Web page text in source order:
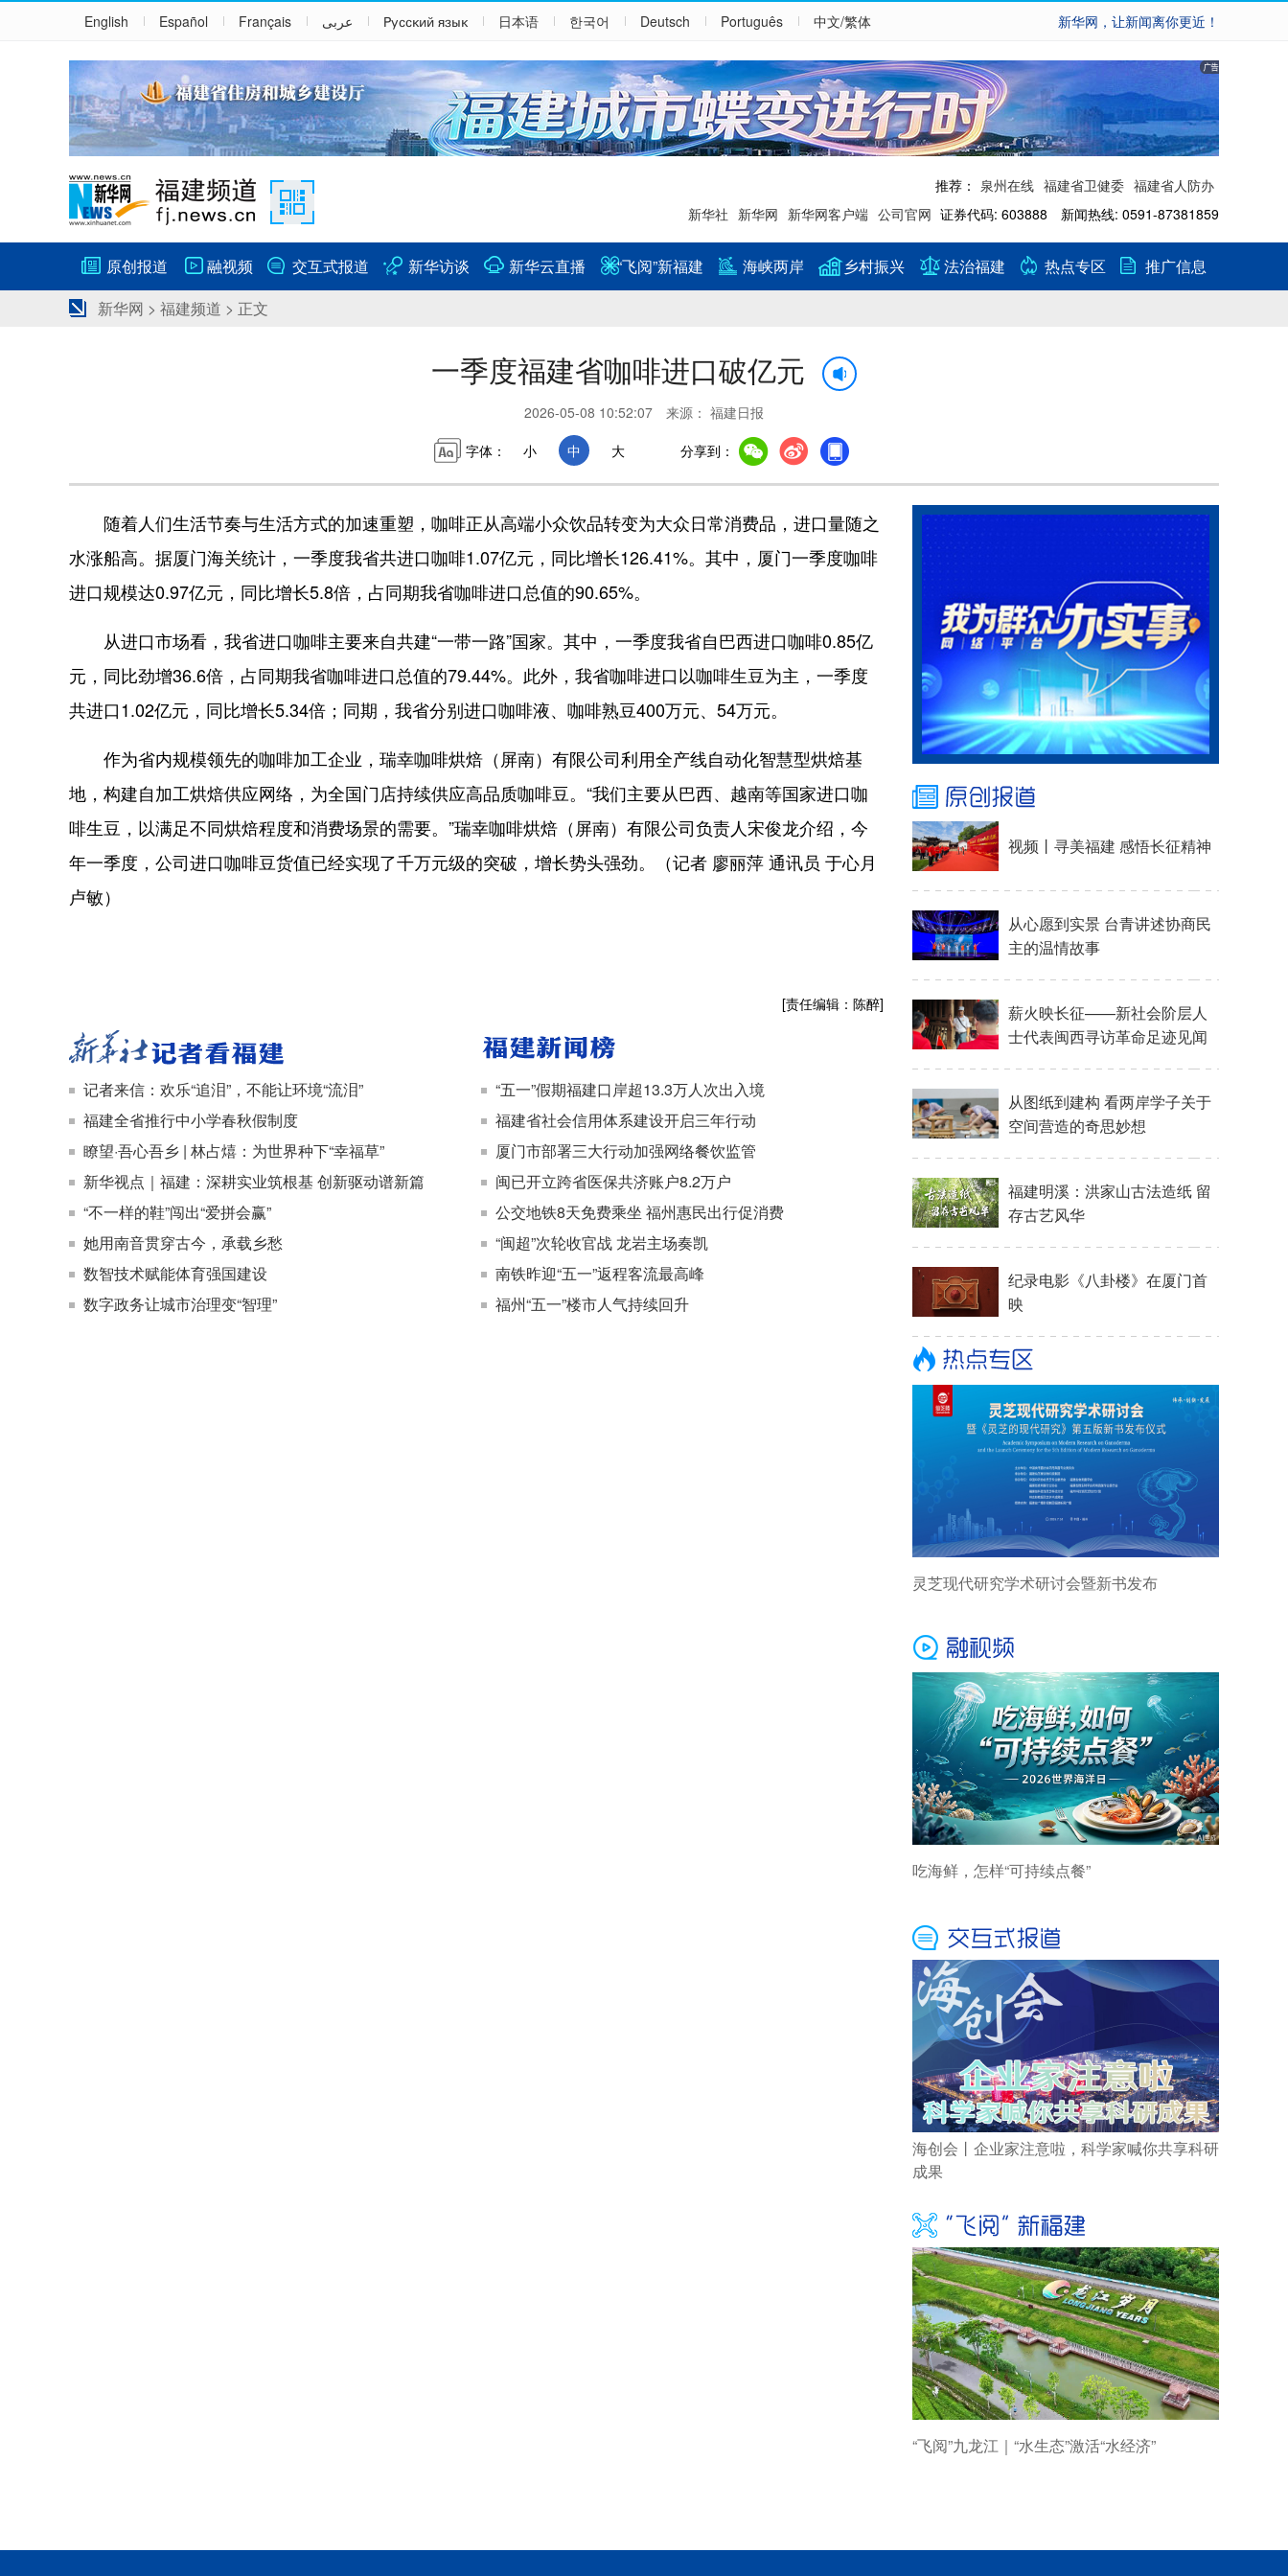
English Español Français عربى Русский язык 日本语 한국어 Deutsch Português 中文/繁体 新华网，让新闻离你更近！
推荐： 泉州在线 福建省卫健委 福建省人防办
新华社 新华网 新华网客户端 公司官网 证券代码: 603888 新闻热线: 0591-87381859
原创报道 融视频 交互式报道 新华访谈 新华云直播 “飞阅”新福建 海峡两岸 乡村振兴 法治福建 热点专区
推广信息
新华网 > 福建频道 > 正文
一季度福建省咖啡进口破亿元
2026-05-08 10:52:07 来源： 福建日报
字体：
小 中 大 分享到：
随着人们生活节奏与生活方式的加速重塑，咖啡正从高端小众饮品转变为大众日常消费品，进口量随之
水涨船高。据厦门海关统计，一季度我省共进口咖啡1.07亿元，同比增长126.41%。其中，厦门一季度咖啡
进口规模达0.97亿元，同比增长5.8倍，占同期我省咖啡进口总值的90.65%。
从进口市场看，我省进口咖啡主要来自共建“一带一路”国家。其中，一季度我省自巴西进口咖啡0.85亿
元，同比劲增36.6倍，占同期我省咖啡进口总值的79.44%。此外，我省咖啡进口以咖啡生豆为主，一季度
共进口1.02亿元，同比增长5.34倍；同期，我省分别进口咖啡液、咖啡熟豆400万元、54万元。
作为省内规模领先的咖啡加工企业，瑞幸咖啡烘焙（屏南）有限公司利用全产线自动化智慧型烘焙基
地，构建自加工烘焙供应网络，为全国门店持续供应高品质咖啡豆。“我们主要从巴西、越南等国家进口咖
啡生豆，以满足不同烘焙程度和消费场景的需要。”瑞幸咖啡烘焙（屏南）有限公司负责人宋俊龙介绍，今
年一季度，公司进口咖啡豆货值已经实现了千万元级的突破，增长势头强劲。（记者 廖丽萍 通讯员 于心月
卢敏）
[责任编辑：陈醉]
记者来信：欢乐“追泪”，不能让环境“流泪”
福建全省推行中小学春秋假制度
瞭望·吾心吾乡 | 林占熺：为世界种下“幸福草”
新华视点｜福建：深耕实业筑根基 创新驱动谱新篇
“不一样的鞋”闯出“爱拼会赢”
她用南音贯穿古今，承载乡愁
数智技术赋能体育强国建设
数字政务让城市治理变“智理”
“五一”假期福建口岸超13.3万人次出入境
福建省社会信用体系建设开启三年行动
厦门市部署三大行动加强网络餐饮监管
闽已开立跨省医保共济账户8.2万户
公交地铁8天免费乘坐 福州惠民出行促消费
“闽超”次轮收官战 龙岩主场奏凯
南铁昨迎“五一”返程客流最高峰
福州“五一”楼市人气持续回升